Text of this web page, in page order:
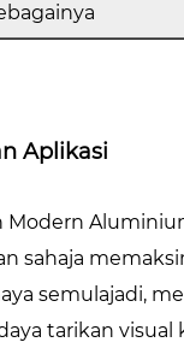
Aplikasi
sahaja
semulajadi,
tarikan visual